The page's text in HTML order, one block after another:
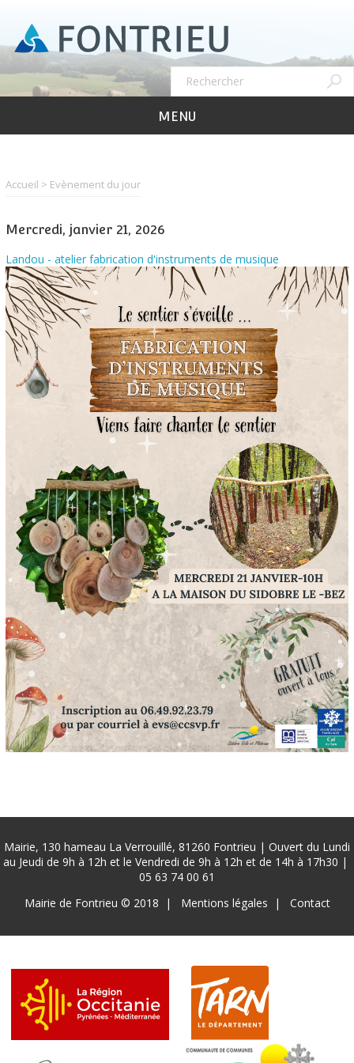
contenu
principal
Rechercher
MENU
Accueil Evènement du jour
Mercredi, janvier 21, 2026
Landou - atelier fabrication d'instruments de musique
Mairie, 130 hameau La Verrouillé, 81260 Fontrieu | Ouvert du Lundi
au Jeudi de 9h à 12h et le Vendredi de 9h à 12h et de 14h à 17h30 |
05 63 74 00 61
page
Mairie de Fontrieu © 2018 Mentions légales Contact